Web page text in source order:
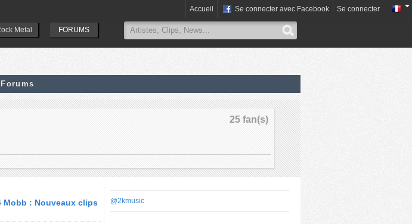
Metal FORUMS
Accueil Se connecter avec Facebook Se connecter
Forums
25 fan(s)
Mobb : Nouveaux clips @2kmusic